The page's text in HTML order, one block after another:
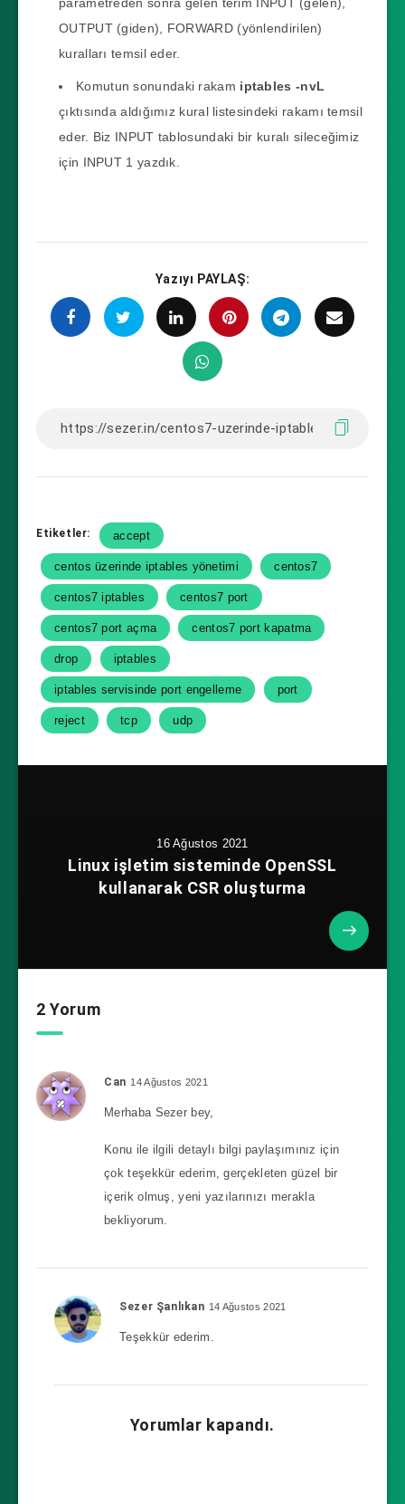
141 packets, 14703 bytes)
num   pkts bytes target
prot opt in     out
source
destination
OUTPUT (giden), FORWARD (yönlendirilen)
kuralları temsil eder.
Komutun sonundaki rakam iptables -nvL
çıktısında aldığımız kural listesindeki rakamı temsil
eder. Biz INPUT tablosundaki bir kuralı sileceğimiz
için INPUT 1 yazdık.
Yazıyı PAYLAŞ:
Etiketler: accept
centos üzerinde iptables yönetimi centos7
centos7 iptables centos7 port
centos7 port açma centos7 port kapatma
drop iptables
iptables servisinde port engelleme port
reject tcp udp
16 Ağustos 2021
Linux işletim sisteminde OpenSSL
kullanarak CSR oluşturma
2 Yorum
Can 14 Ağustos 2021
Merhaba Sezer bey,
Konu ile ilgili detaylı bilgi paylaşımınız için
çok teşekkür ederim, gerçekleten güzel bir
içerik olmuş, yeni yazılarınızı merakla
bekliyorum.
Sezer Şanlıkan 14 Ağustos 2021
Teşekkür ederim.
Yorumlar kapandı.